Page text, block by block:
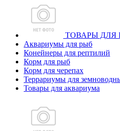
ТОВАРЫ ДЛЯ
Аквариумы для рыб
Конейнеры для рептилий
Корм для рыб
Корм для черепах
Террариумы для
Товары для аквариума